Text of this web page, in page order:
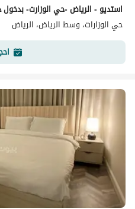
استديو - الرياض -حي الوزارت-
حي الوزارات، وسط الرياض، الرياض